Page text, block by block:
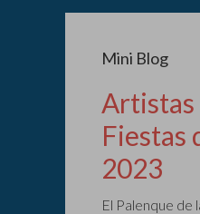
Mini Blog
Artistas
Fiestas
2023
El Palenque de